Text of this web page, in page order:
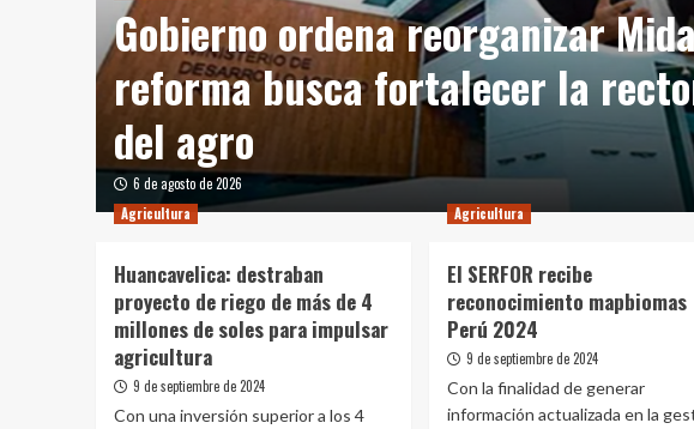
Gobierno ordena reorganizar
reforma busca fortalecer la
del agro
6 de agosto de 2026
Agricultura
Huancavelica: destraban
proyecto de riego de más de 4
millones de soles para impulsar
agricultura
9 de septiembre de 2024
Con una inversión superior a los 4
Agricultura
El SERFOR recibe
reconocimiento mapbiomas
Perú 2024
9 de septiembre de 2024
Con la finalidad de generar
información actualizada en la